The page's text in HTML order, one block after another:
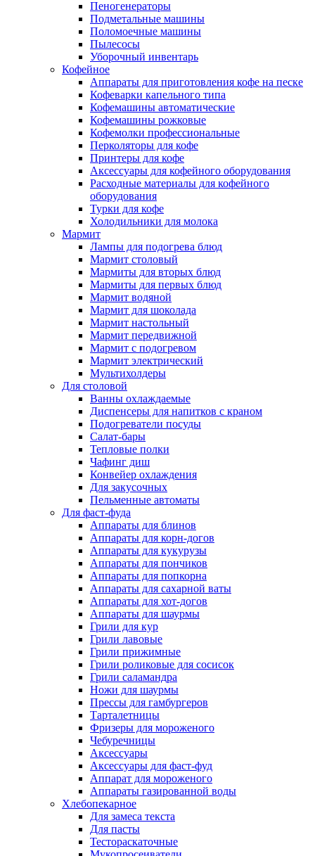
Пеногенераторы
Подметальные машины
Поломоечные машины
Пылесосы
Уборочный инвентарь
Кофейное
Аппараты для приготовления кофе на песке
Кофеварки капельного типа
Кофемашины автоматические
Кофемашины рожковые
Кофемолки профессиональные
Перколяторы для кофе
Принтеры для кофе
Аксессуары для кофейного оборудования
Расходные материалы для кофейного
оборудования
Турки для кофе
Холодильники для молока
Мармит
Лампы для подогрева блюд
Мармит столовый
Мармиты для вторых блюд
Мармиты для первых блюд
Мармит водяной
Мармит для шоколада
Мармит настольный
Мармит передвижной
Мармит с подогревом
Мармит электрический
Мультихолдеры
Для столовой
Ванны охлаждаемые
Диспенсеры для напитков с краном
Подогреватели посуды
Салат-бары
Тепловые полки
Чафинг диш
Конвейер охлаждения
Для закусочных
Пельменные автоматы
Для фаст-фуда
Аппараты для блинов
Аппараты для корн-догов
Аппараты для кукурузы
Аппараты для пончиков
Аппараты для попкорна
Аппараты для сахарной ваты
Аппараты для хот-догов
Аппараты для шаурмы
Грили для кур
Грили лавовые
Грили прижимные
Грили роликовые для сосисок
Грили саламандра
Ножи для шаурмы
Прессы для гамбургеров
Тарталетницы
Фризеры для мороженого
Чебуречницы
Аксессуары
Аксессуары для фаст-фуд
Аппарат для мороженого
Аппараты газированной воды
Хлебопекарное
Для замеса текста
Для пасты
Тестораскаточные